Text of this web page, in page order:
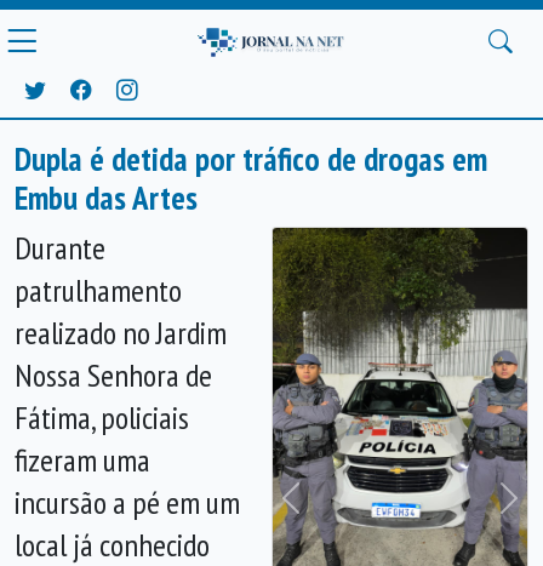
Dupla é detida por tráfico de drogas em
Embu das Artes
Anterior
Durante
patrulhamento
realizado no Jardim
Nossa Senhora de
Fátima, policiais
fizeram uma
incursão a pé em um
local já conhecido